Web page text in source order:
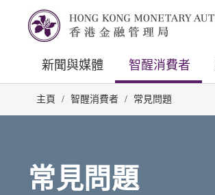
新聞與媒體 智醒消費者
主頁 / 智醒消費者 / 常見問題
常見問題